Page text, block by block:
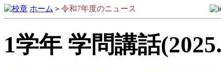
ホーム ＞ 令和7年度のニュース
1学年 学問講話